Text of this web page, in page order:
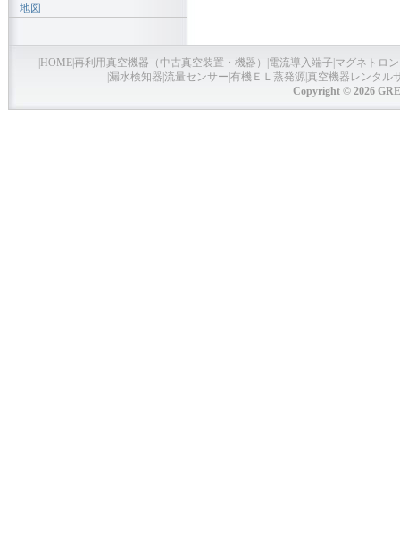
地図
HOME再利用真空機器（中古真空装置・機器） 電流導入端子 マグネトロ
漏水検知器 流量センサー 有機ＥＬ蒸発源真空機器レンタル
Copyright © 2026